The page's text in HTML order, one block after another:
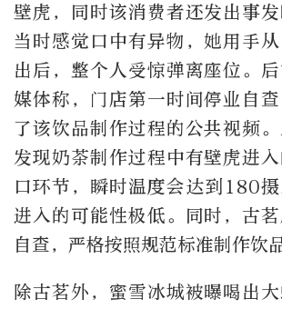
壁虎，同时该消费者还发出事发
当时感觉口中有异物，她用手
出后，整个人受惊弹离座位。
媒体称，门店第一时间停业自
了该饮品制作过程的公共视频
发现奶茶制作过程中有壁虎进
口环节，瞬时温度会达到180
进入的可能性极低。同时，古
自查，严格按照规范标准制作饮品
除古茗外，蜜雪冰城被曝喝出